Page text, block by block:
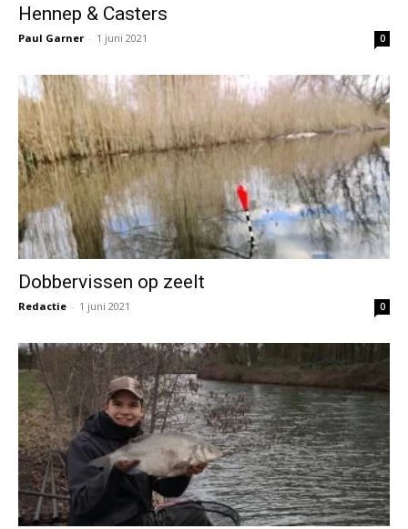
Hennep & Casters
Paul Garner - 1 juni 2021 0
Dobbervissen op zeelt
Redactie - 1 juni 2021 0